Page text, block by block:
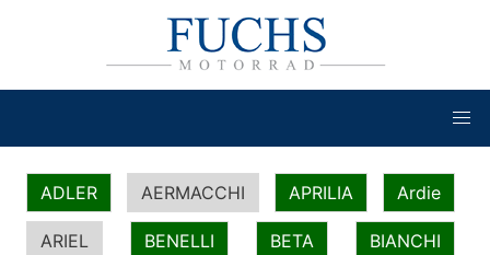
ADLER AERMACCHI APRILIA Ardie
ARIEL BENELLI BETA BIANCHI